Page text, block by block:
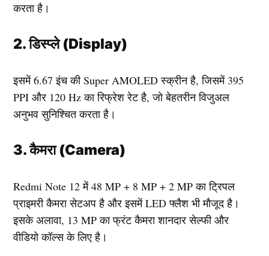
करता है।
2. डिस्प्ले (Display)
इसमें 6.67 इंच की Super AMOLED स्क्रीन है, जिसमें 395
PPI और 120 Hz का रिफ्रेश रेट है, जो बेहतरीन विजुअल
अनुभव सुनिश्चित करता है।
3. कैमरा (Camera)
Redmi Note 12 में 48 MP + 8 MP + 2 MP का ट्रिपल
प्राइमरी कैमरा सेटअप है और इसमें LED फ्लैश भी मौजूद है।
इसके अलावा, 13 MP का फ्रंट कैमरा शानदार सेल्फी और
वीडियो कॉल्स के लिए है।